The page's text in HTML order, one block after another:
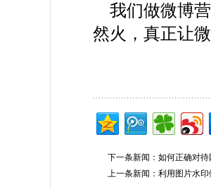
我们做微博
然火，真正让
下一条新闻： 如何正确对待
上一条新闻： 利用图片水